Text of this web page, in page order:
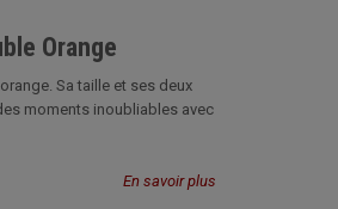
Orange
Sa taille et ses deux
moments inoubliables avec
En savoir plus